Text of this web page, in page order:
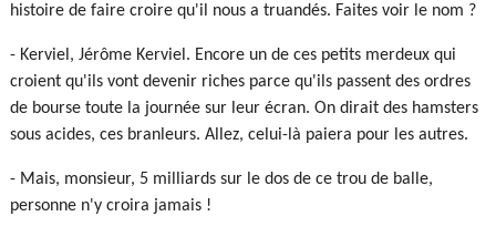
histoire de faire croire qu'il nous a truandés. Faites voir le nom ?
- Kerviel, Jérôme Kerviel. Encore un de ces petits merdeux qui
croient qu'ils vont devenir riches parce qu'ils passent des ordres
de bourse toute la journée sur leur écran. On dirait des hamsters
sous acides, ces branleurs. Allez, celui-là paiera pour les autres.
- Mais, monsieur, 5 milliards sur le dos de ce trou de balle,
personne n'y croira jamais !